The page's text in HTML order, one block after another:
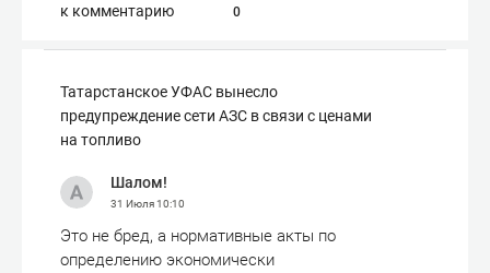
к комментарию 0
Татарстанское УФАС вынесло
предупреждение сети АЗС в связи с ценами
на топливо
Шалом!
31 Июля10:10
Это не бред, а нормативные акты по
определению экономически